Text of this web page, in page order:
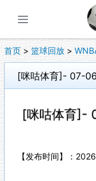
首页 > 篮球回放 >
[咪咕体育]- 07-
[咪咕体育]-
【发布时间】：